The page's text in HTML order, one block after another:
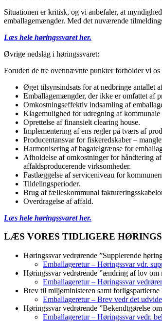
Situationen er kritisk, og vi anbefaler, at
emballagemængder. Med det nuværende
Læs hele høringssvaret her.
Øvrige nedslag i høringssvaret:
Foruden de tre ovennævnte punkter forholder vi os
Øget tilsynsindsats for at nedbringe antallet
Emballagemængder, der ikke er omfattet af
Omkostningseffektiv indsamling af
Klagemulighed for udregning af
Oprettelse af finansielt clearing house.
Implementering af ens regler på tværs af
Producentansvar for fiskeredskaber –
Harmonisering af bagatelgrænse for
Afholdelse af omkostninger for håndtering
affaldsproducerende virksomheder.
Fastlæggelse af serviceniveau for
Tildelingsperioder.
Brug af fælleskommunal
Overdragelse af affald.
Læs hele høringssvaret her.
LÆS VORES TIDLIGERE
Høringssvar vedrørende ”Supplerende
Emballageretur – Høringssvar vdr.
Høringssvar vedrørende ”ændring af lov om
Emballageretur – Høringssvar
Brev til miljøministeren samt
Emballageretur – Brev vedr det
Høringssvar vedrørende ”Bekendtgørelse
Emballageretur – Høringssvar vedr.